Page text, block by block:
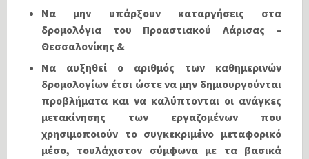
Να μην υπάρξουν καταργήσεις στα
δρομολόγια του Προαστιακού Λάρισας –
Θεσσαλονίκης &
Να αυξηθεί ο αριθμός των καθημερινών
δρομολογίων έτσι ώστε να μην δημιουργούνται
προβλήματα και να καλύπτονται οι ανάγκες
μετακίνησης των εργαζομένων που
χρησιμοποιούν το συγκεκριμένο μεταφορικό
μέσο, τουλάχιστον σύμφωνα με τα βασικά